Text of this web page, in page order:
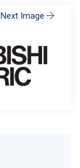
Next Image